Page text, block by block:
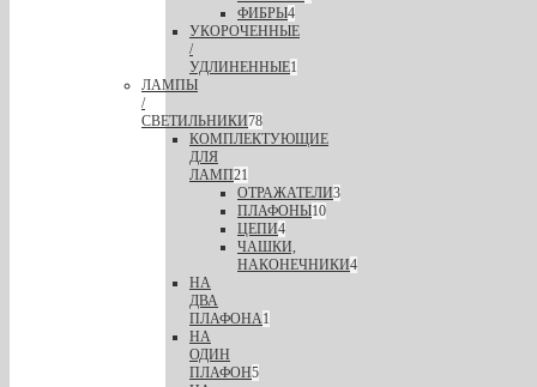
ФИБРЫ4
УКОРОЧЕННЫЕ
/
УДЛИНЕННЫЕ1
ЛАМПЫ
/
СВЕТИЛЬНИКИ78
КОМПЛЕКТУЮЩИЕ
ДЛЯ
ЛАМП21
ОТРАЖАТЕЛИ3
ПЛАФОНЫ10
ЦЕПИ4
ЧАШКИ,
НАКОНЕЧНИКИ4
НА
ДВА
ПЛАФОНА1
НА
ОДИН
ПЛАФОН5